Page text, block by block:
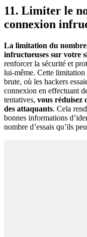
11. Limiter le
connexion
La limitation du nombre
infructueuses sur votre
renforcer la sécurité et
lui-même. Cette limitation
brute, où les hackers
connexion en effectuant
tentatives, vous réduisez
des attaquants. Cela
bonnes informations
nombre d’essais qu’ils